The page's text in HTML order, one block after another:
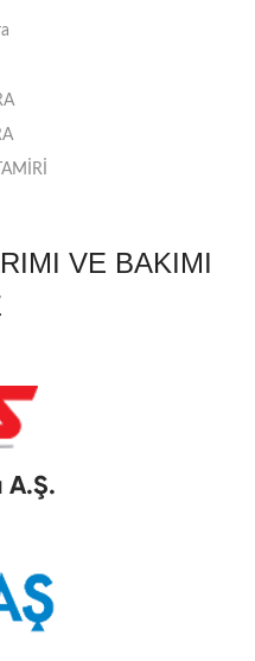
VE BAKIMI